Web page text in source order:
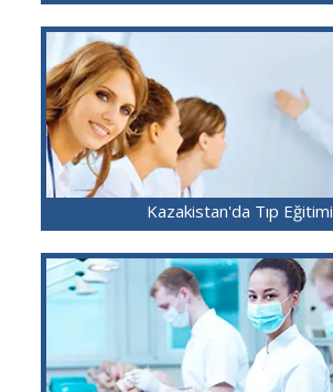
Kazakistan'da Tıp Eğitimi